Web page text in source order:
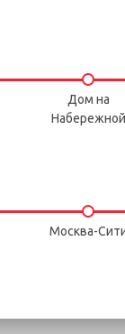
Дом на
Набережной
Москва-